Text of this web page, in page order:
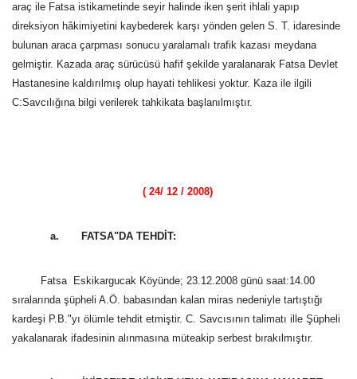
araç ile Fatsa istikametinde seyir halinde iken şerit ihlali yapıp
direksiyon hâkimiyetini kaybederek karşı yönden gelen S. T. idaresinde
bulunan araca çarpması sonucu yaralamalı trafik kazası meydana
gelmiştir. Kazada araç sürücüsü hafif şekilde yaralanarak Fatsa Devlet
Hastanesine kaldırılmış olup hayati tehlikesi yoktur. Kaza ile ilgili
C:Savcılığına bilgi verilerek tahkikata başlanılmıştır.
( 24/ 12 / 2008)
a. FATSA"DA TEHDİT:
Fatsa  Eskikargucak Köyünde; 23.12.2008 günü saat:14.00
sıralarında şüpheli A.Ö. babasından kalan miras nedeniyle tartıştığı
kardeşi P.B."yı ölümle tehdit etmiştir. C. Savcısının talimatı ille Şüpheli
yakalanarak ifadesinin alınmasına müteakip serbest bırakılmıştır.